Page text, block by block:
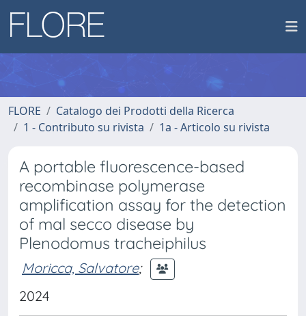
FLORE
Catalogo dei Prodotti della Ricerca
1 - Contributo su rivista
1a - Articolo su rivista
A portable fluorescence-based
recombinase polymerase
amplification assay for the detection
of mal secco disease by
Plenodomus tracheiphilus
Moricca, Salvatore;
2024